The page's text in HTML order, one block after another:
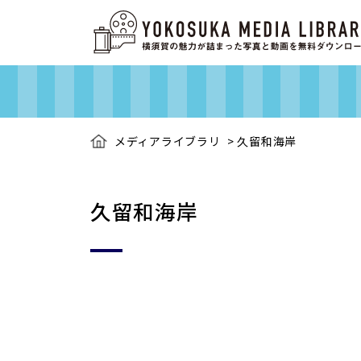
メディアライブラリ >久留和海岸
久留和海岸